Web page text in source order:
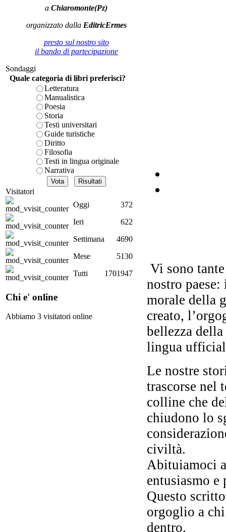
I
Il
a Chiaromonte(Pz)
organizzato dalla EditricErmes
presto sul nostro sito
il bando di partecipazione
Sondaggi
Quale categoria di libri preferisci?
Letteratura
Manualistica
Poesia
Storia
Testi universitari
Guide turistiche
Diritto
Filosofia
Testi in lingua originale
Narrativa
Visitatori
Oggi
372
Ieri
622
Settimana
4690
Mese
5130
Tutti
1701947
Chi e' online
Abbiamo 3 visitatori online
Vi sono
nostro
morale della
creato,
bellezza
lingua
Le nostre
trascorse nel
colline che
chiudono lo
civiltà.
Abituiamoci
entusiasmo e
Questo
orgoglio a
dentro.